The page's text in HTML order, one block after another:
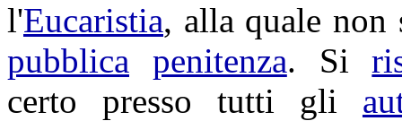
l'Eucaristia, alla quale
pubblica
penitenza. Si
certo presso tutti gli